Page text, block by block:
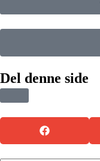
Del denne side